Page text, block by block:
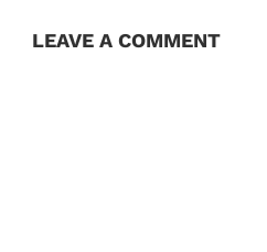
LEAVE A COMMENT